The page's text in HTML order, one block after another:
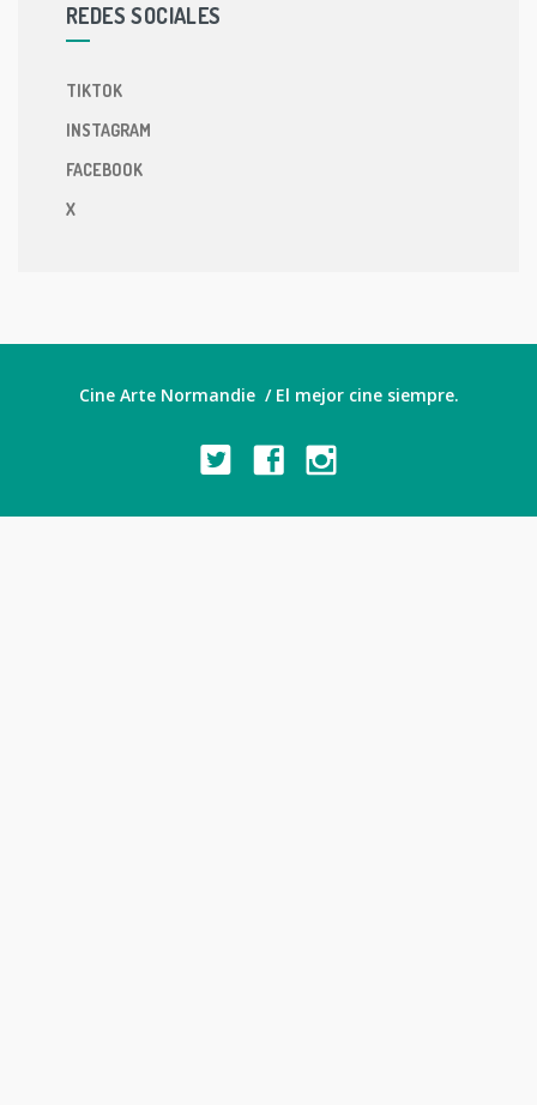
REDES SOCIALES
TIKTOK
INSTAGRAM
FACEBOOK
X
Cine Arte Normandie / El mejor cine siempre.